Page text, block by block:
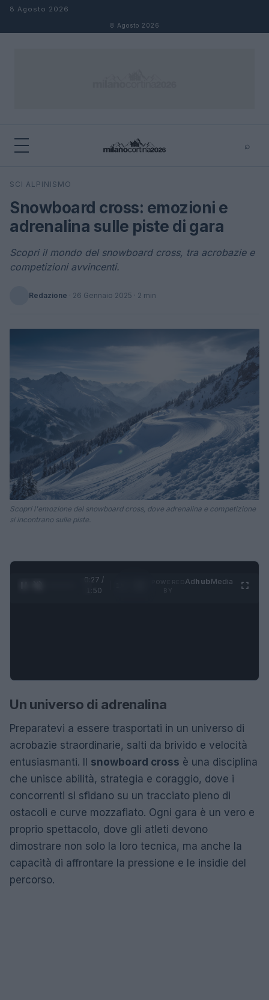
Salta al contenuto
8 Agosto 2026
8 Agosto 2026
⌕
Cerca
SCI ALPINISMO
Snowboard cross: emozioni e
adrenalina sulle piste di gara
Scopri il mondo del snowboard cross, tra acrobazie e
competizioni avvincenti.
Redazione · 26 Gennaio 2025 · 2 min
Scopri l'emozione del snowboard cross, dove adrenalina e competizione
si incontrano sulle piste.
0:28 /
1:50
AdhubMedia
Un universo di adrenalina
Preparatevi a essere trasportati in un universo di
acrobazie straordinarie, salti da brivido e velocità
entusiasmanti. Il snowboard cross è una disciplina
che unisce abilità, strategia e coraggio, dove i
concorrenti si sfidano su un tracciato pieno di
ostacoli e curve mozzafiato. Ogni gara è un vero e
proprio spettacolo, dove gli atleti devono
dimostrare non solo la loro tecnica, ma anche la
capacità di affrontare la pressione e le insidie del
percorso.